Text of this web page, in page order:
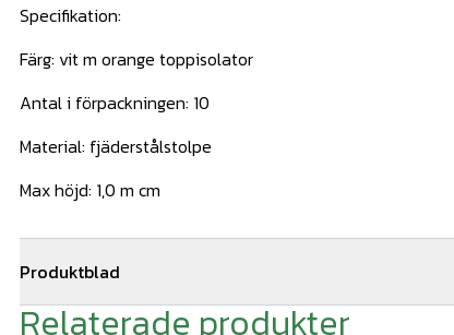
Specifikation:
Färg: vit m orange toppisolator
Antal i förpackningen: 10
Material: fjäderstålstolpe
Max höjd: 1,0 m cm
Produktblad
elstängselskolan.pdf
Relaterade produkter